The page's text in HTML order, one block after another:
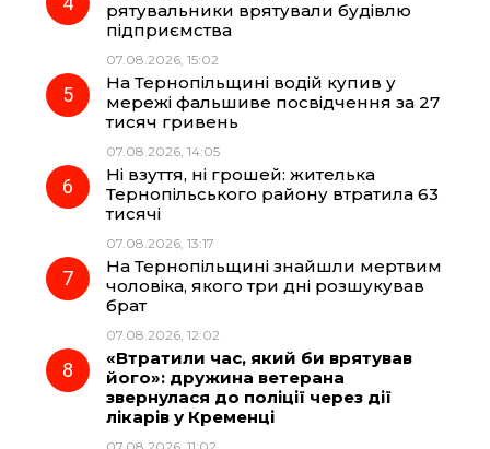
рятувальники врятували будівлю
підприємства
07.08.2026, 15:02
На Тернопільщині водій купив у
мережі фальшиве посвідчення за 27
тисяч гривень
07.08.2026, 14:05
Ні взуття, ні грошей: жителька
Тернопільського району втратила 63
тисячі
07.08.2026, 13:17
На Тернопільщині знайшли мертвим
чоловіка, якого три дні розшукував
брат
07.08.2026, 12:02
«Втратили час, який би врятував
його»: дружина ветерана
звернулася до поліції через дії
лікарів у Кременці